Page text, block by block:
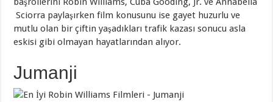
Sciorra paylaşırken film konusunu ise gayet huzurlu ve
mutlu olan bir çiftin yaşadıkları trafik kazası sonucu asla
eskisi gibi olmayan hayatlarından alıyor.
Jumanji